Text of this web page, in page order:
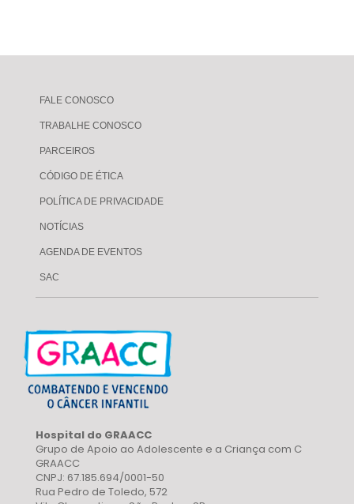
FALE CONOSCO
TRABALHE CONOSCO
PARCEIROS
CÓDIGO DE ÉTICA
POLÍTICA DE PRIVACIDADE
NOTÍCIAS
AGENDA DE EVENTOS
SAC
Hospital do GRAACC
Grupo de Apoio ao Adolescente e a Criança com C
GRAACC
CNPJ: 67.185.694/0001-50
Rua Pedro de Toledo, 572